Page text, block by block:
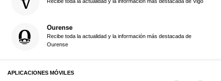
Ourense
Recibe toda la actualidad y la información más destacada de
Ourense
APLICACIONES MÓVILES